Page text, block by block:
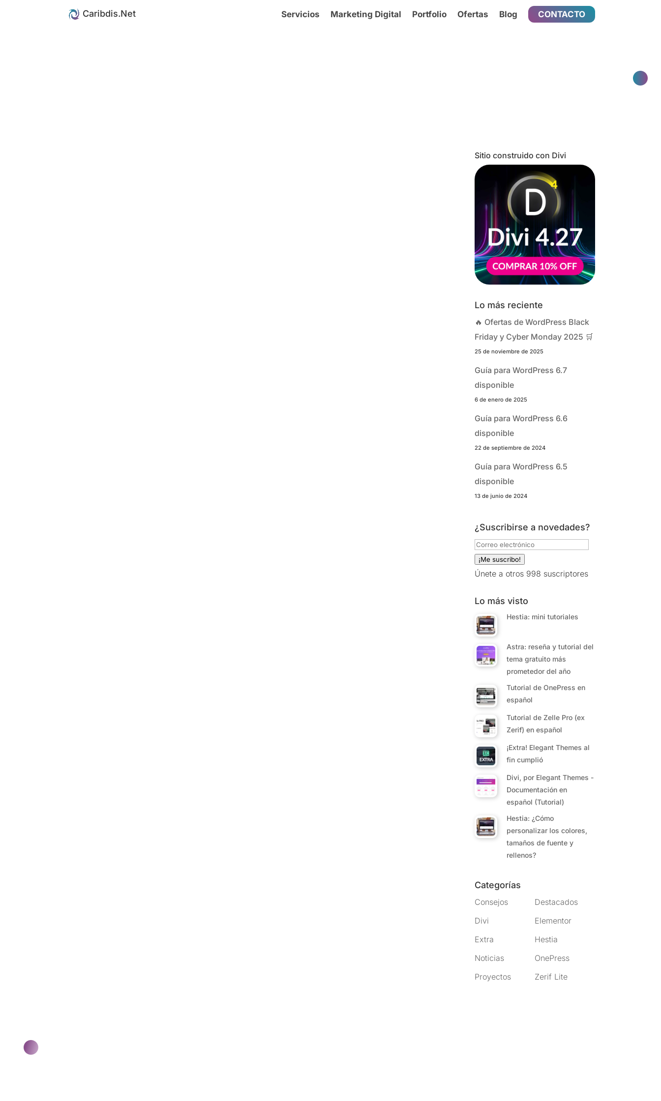
Servicios Marketing Digital Portfolio Ofertas Blog CONTACTO
Sitio construido con Divi
Lo más reciente
🔥 Ofertas de WordPress Black
Friday y Cyber Monday 2025 🛒
25 de noviembre de 2025
Guía para WordPress 6.7
disponible
6 de enero de 2025
Guía para WordPress 6.6
disponible
22 de septiembre de 2024
Guía para WordPress 6.5
disponible
13 de junio de 2024
¿Suscribirse a novedades?
Correo
electrónico
¡Me suscribo!
Únete a otros 998 suscriptores
Lo más visto
Hestia: mini tutoriales
Astra: reseña y tutorial del
tema gratuito más
prometedor del año
Tutorial de OnePress en
español
Tutorial de Zelle Pro (ex
Zerif) en español
¡Extra! Elegant Themes al
fin cumplió
Divi, por Elegant Themes -
Documentación en
español (Tutorial)
Hestia: ¿Cómo
personalizar los colores,
tamaños de fuente y
rellenos?
Categorías
Consejos
Destacados
Divi
Elementor
Extra
Hestia
Noticias
OnePress
Proyectos
Zerif Lite